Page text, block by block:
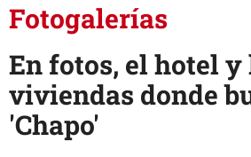
Fotogalerías
En fotos, el hotel y
viviendas donde
'Chapo'